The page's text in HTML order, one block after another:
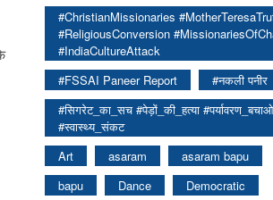
#ChristianMissionaries
#ReligiousConversion
#IndiaCultureAttack
#FSSAI Paneer Report
#नकली पनीर
#सिगरेट_का_सच #पेड़ों_की_हत्या #पर्यावरण_बचाओ
#स्वास्थ्य_संकट
Art
asaram
asaram bapu
bapu
Dance
Democratic